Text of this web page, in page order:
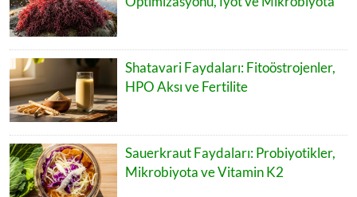
Shatavari Faydaları: Fitoöstrojenler,
HPO Aksı ve Fertilite
Sauerkraut Faydaları: Probiyotikler,
Mikrobiyota ve Vitamin K2